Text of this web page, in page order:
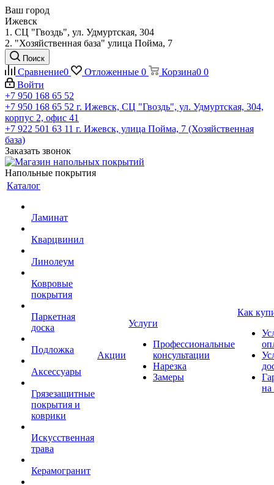
Ваш город
Ижевск
1. СЦ "Гвоздь", ул. Удмуртская, 304
2. "Хозяйственная база" улица Пойма, 7
Поиск
Сравнение0 Отложенные 0 Корзина0 0
Войти
+7 950 168 65 52
+7 950 168 65 52 г. Ижевск, СЦ "Гвоздь", ул. Удмуртская, 304,
корпус 2, офис 41
+7 922 501 63 11 г. Ижевск, улица Пойма, 7 (Хозяйственная
база)
Заказать звонок
Напольные покрытия
Каталог
Ламинат
Кварцвинил
Линолеум
Ковровые
покрытия
Паркетная
доска
Подложка
Аксессуары
Грязезащитные
покрытия и
коврики
Искусственная
трава
Керамогранит
Акции
Услуги
Профессиональные
консультации
Нарезка
Замеры
Как
на